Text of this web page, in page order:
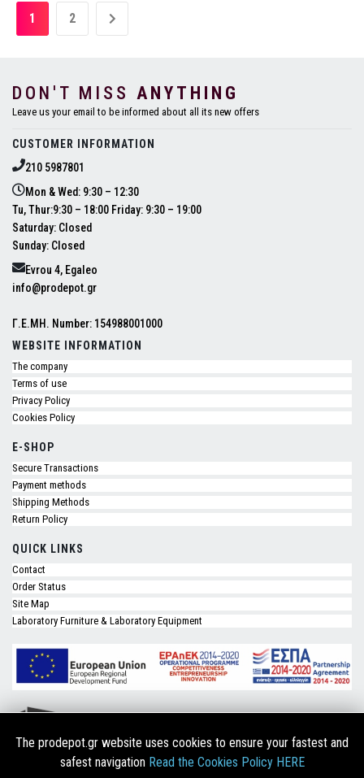
1 2 »
DON'T MISS ANYTHING
Leave us your email to be informed about all its new offers
CUSTOMER INFORMATION
210 5987801
Mon & Wed: 9:30 – 12:30
Tu, Thur:9:30 – 18:00 Friday: 9:30 – 19:00
Saturday: Closed
Sunday: Closed
Evrou 4, Egaleo
info@prodepot.gr
Γ.Ε.ΜΗ. Number: 154988001000
WEBSITE INFORMATION
The company
Terms of use
Privacy Policy
Cookies Policy
E-SHOP
Secure Transactions
Payment methods
Shipping Methods
Return Policy
QUICK LINKS
Contact
Order Status
Site Map
Laboratory Furniture & Laboratory Equipment
The prodepot.gr website uses cookies to ensure your fastest and
safest navigation Read the Cookies Policy HERE